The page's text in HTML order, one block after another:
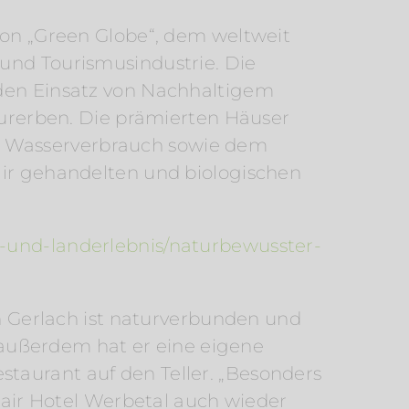
„Green Globe“, dem weltweit
Tourismusindustrie. Die
Einsatz von Nachhaltigem
Die prämierten Häuser
sowie dem
gehandelten und biologischen
landerlebnis/naturbewusster-
ist naturverbunden und
hat er eine eigene
auf den Teller. „Besonders
Hotel Werbetal auch wieder